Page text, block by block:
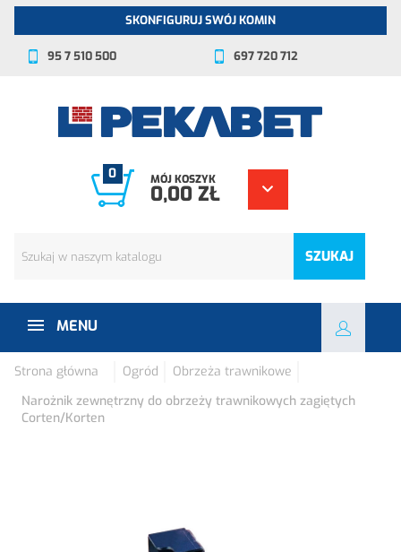
SKONFIGURUJ SWÓJ KOMIN
95 7 510 500 697 720 712
SZUKAJ
0 MÓJ KOSZYK
0,00 ZŁ
MENU
Strona główna Ogród
Obrzeża trawnikowe
Narożnik zewnętrzny do obrzeży trawnikowych zagiętych
Corten/Korten